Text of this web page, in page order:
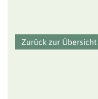
Zurück zur